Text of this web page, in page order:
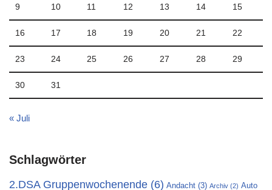
9 10 11 12 13 14 15
16 17 18 19 20 21 22
23 24 25 26 27 28 29
30 31
« Juli
Schlagwörter
2.DSA Gruppenwochenende (6) Andacht (3) Archiv (2) Auto